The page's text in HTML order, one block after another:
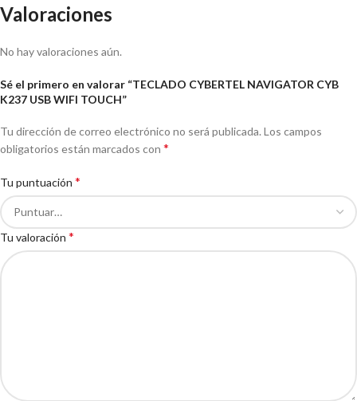
Valoraciones
No hay valoraciones aún.
Sé el primero en valorar “TECLADO CYBERTEL NAVIGATOR CYB
K237 USB WIFI TOUCH”
Tu dirección de correo electrónico no será publicada.Los campos
obligatorios están marcados con *
Tu puntuación *
Tu valoración *